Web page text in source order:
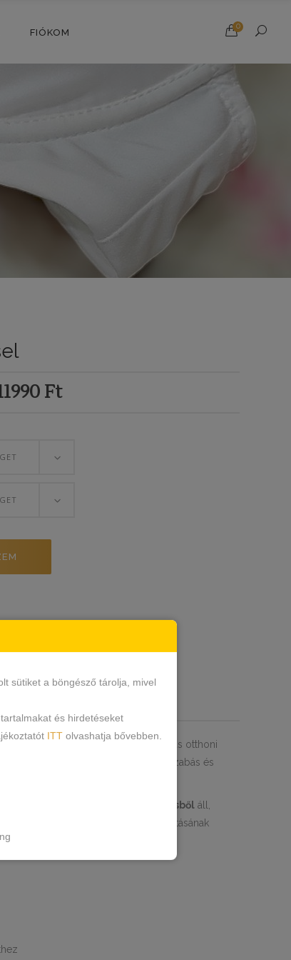
FIÓKOM
0
Ft
szett
, amely tökéletes választás otthoni
esti relaxáláshoz. A finoman nőies szabás és
megjelenést és komfortérzetet.
könnyű köntösből áll,
lazán hordható, megkötős kialakításának
sütiket a böngésző tárolja, mivel
és hirdetéseket
ITT olvashatja bővebben.